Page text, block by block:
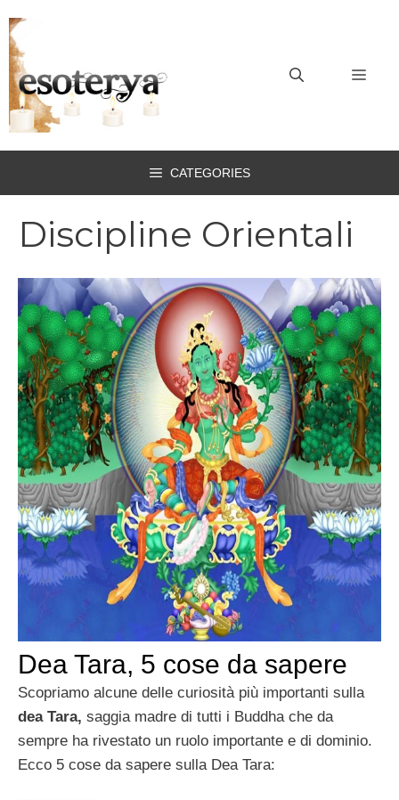
al
contenuto
CATEGORIES
Discipline Orientali
Dea Tara, 5 cose da sapere
Scopriamo alcune delle curiosità più importanti sulla
dea Tara, saggia madre di tutti i Buddha che da
sempre ha rivestato un ruolo importante e di dominio.
Ecco 5 cose da sapere sulla Dea Tara: